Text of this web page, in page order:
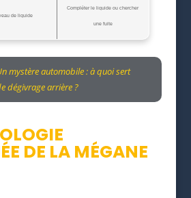
de liquide
Compléter le liquide ou chercher
une fuite
mystère automobile : à quoi sert
dégivrage arrière ?
DE LA MÉGANE